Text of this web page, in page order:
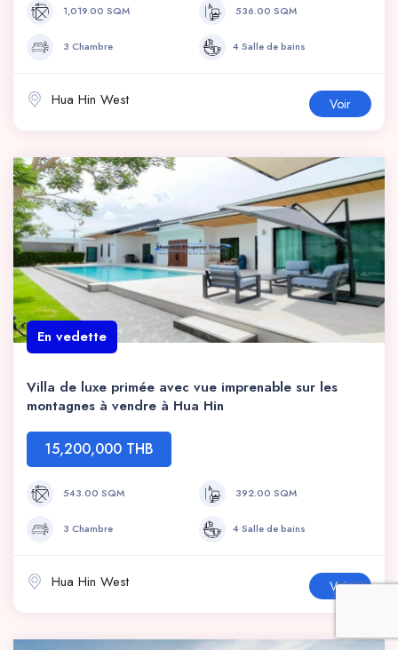
1,019.00 SQM 536.00 SQM
3 Chambre 4 Salle de bains
Hua Hin West Voir
En vedette
Villa de luxe primée avec vue imprenable sur les
montagnes à vendre à Hua Hin
15,200,000 THB
543.00 SQM 392.00 SQM
3 Chambre 4 Salle de bains
Hua Hin West Voir